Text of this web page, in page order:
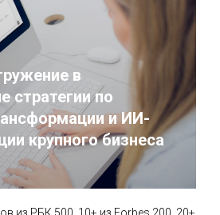
в
стратегии по
и ИИ-
крупного бизнеса
из РБК 500, 10+ из Forbes 200, 20+